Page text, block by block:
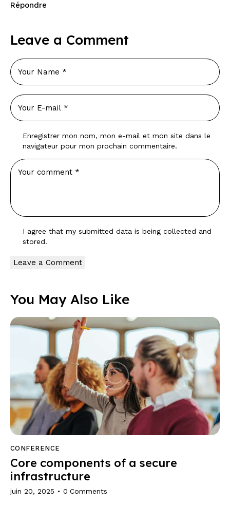
Répondre
Leave a Comment
Enregistrer mon nom, mon e-mail et mon site dans le
navigateur pour mon prochain commentaire.
I agree that my submitted data is being collected and
stored.
You May Also Like
CONFERENCE
Core components of a secure
infrastructure
juin 20, 2025 0 Comments